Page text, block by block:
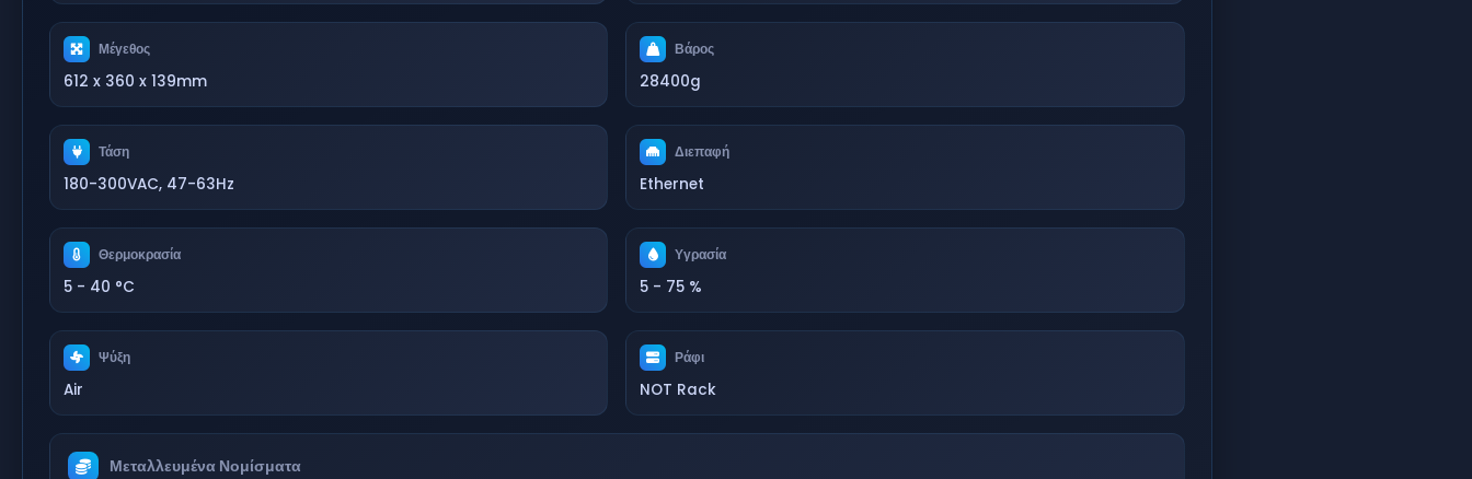
Μέγεθος
612 x 360 x 139mm
Βάρος
28400g
Τάση
180-300VAC, 47-63Hz
Διεπαφή
Ethernet
Θερμοκρασία
5 - 40 °C
Υγρασία
5 - 75 %
Ψύξη
Air
Ράφι
NOT Rack
Μεταλλευμένα Νομίσματα